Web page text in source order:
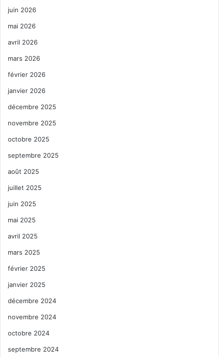
juin 2026
mai 2026
avril 2026
mars 2026
février 2026
janvier 2026
décembre 2025
novembre 2025
octobre 2025
septembre 2025
août 2025
juillet 2025
juin 2025
mai 2025
avril 2025
mars 2025
février 2025
janvier 2025
décembre 2024
novembre 2024
octobre 2024
septembre 2024